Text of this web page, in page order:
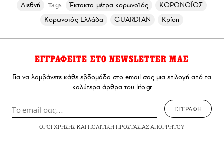
Διεθνή Tags Έκτακτα μέτρα κορωνοϊός
ΚΟΡΩΝΟΪΟΣ
Κορωνοϊός Ελλάδα
GUARDIAN Κρίση
ΕΓΓΡΑΦΕΙΤΕ ΣΤΟ NEWSLETTER ΜΑΣ
Για να λαμβάνετε κάθε εβδομάδα στο email σας μια επιλογή από τα
καλύτερα άρθρα του lifo.gr
ΕΓΓΡΑΦΗ
ΟΡΟΙ ΧΡΗΣΗΣΚΑΙ ΠΟΛΙΤΙΚΗ ΠΡΟΣΤΑΣΙΑΣ ΑΠΟΡΡΗΤΟΥ